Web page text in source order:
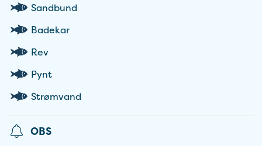
Sandbund
Badekar
Rev
Pynt
Strømvand
OBS